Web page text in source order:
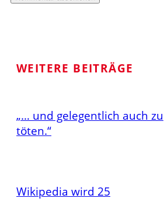
WEITERE BEITRÄGE
„… und gelegentlich auch zu
töten.“
Wikipedia wird 25